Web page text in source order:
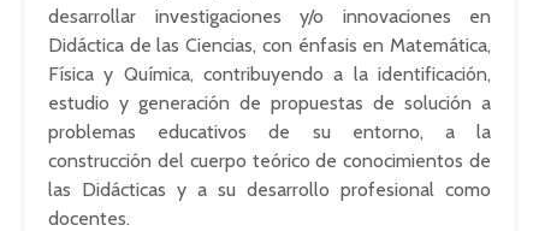
desarrollar investigaciones y/o innovaciones en
Didáctica de las Ciencias, con énfasis en Matemática,
Física y Química, contribuyendo a la identificación,
estudio y generación de propuestas de solución a
problemas educativos de su entorno, a la
construcción del cuerpo teórico de conocimientos de
las Didácticas y a su desarrollo profesional como
docentes.